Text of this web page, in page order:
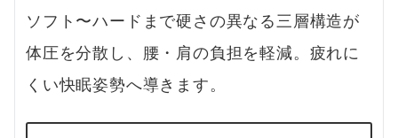
ソフト〜ハードまで硬さの異なる三層構造が
体圧を分散し、腰・肩の負担を軽減。疲れに
くい快眠姿勢へ導きます。